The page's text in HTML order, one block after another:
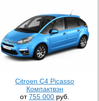
Citroen C4 Picasso
Компактвэн
от755 000 руб.